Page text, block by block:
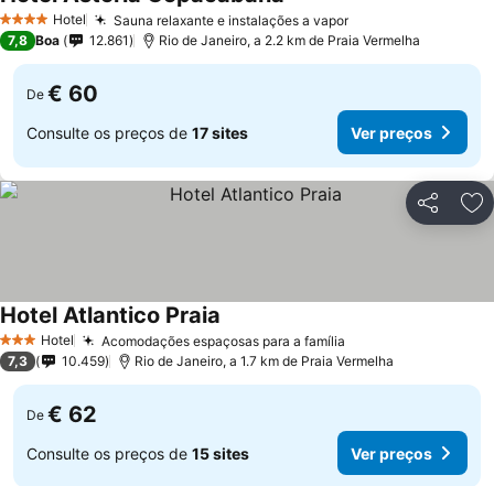
4 EstrelasHotel Sauna relaxante e instalações a vapor
7,8 Boa 12.861 Rio de Janeiro, a 2.2 km de Praia Vermelha
De € 60
Consulte os preços de 17 sites Ver preços
Partilhar
3 EstrelasHotel Acomodações espaçosas para a família
Hotel Atlantico Praia
7,3 10.459 Rio de Janeiro, a 1.7 km de Praia Vermelha
De € 62
Consulte os preços de 15 sites Ver preços